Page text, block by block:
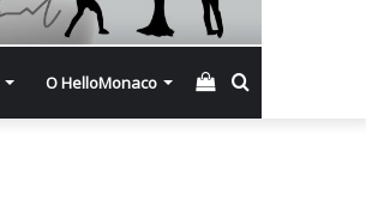
О HelloMonaco Смотреть